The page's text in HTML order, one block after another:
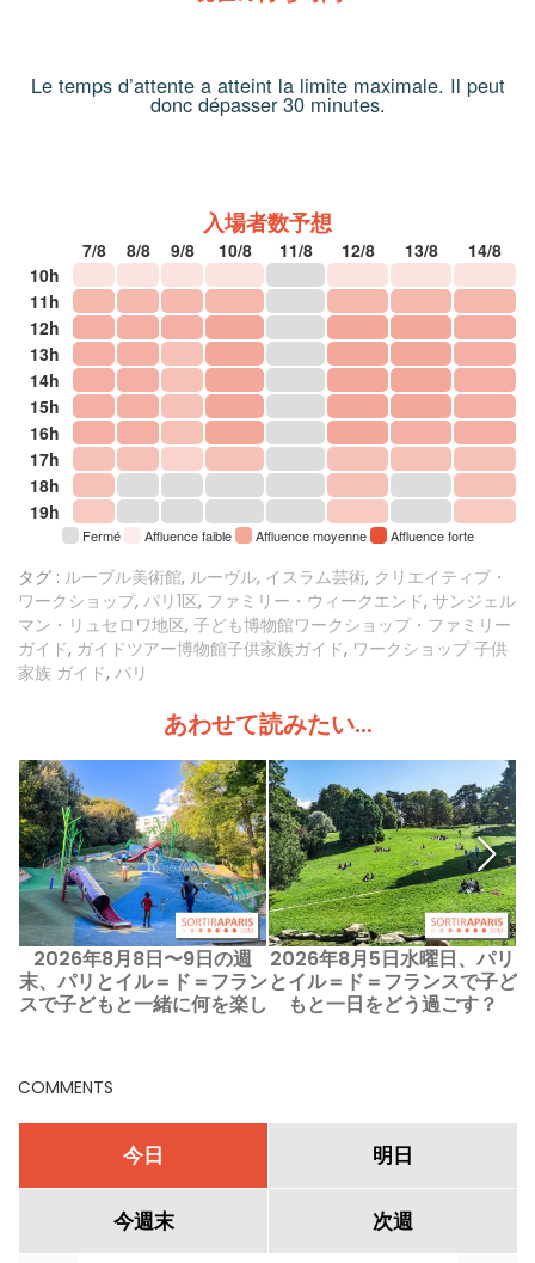
Le temps d’attente a atteint la limite maximale. Il peut
donc dépasser 30 minutes.
入場者数予想
7/8 8/8 9/8 10/8 11/8 12/8 13/8
14/8
10h
11h
12h
13h
14h
15h
16h
17h
18h
19h
Fermé Affluence faible Affluence moyenne Affluence forte
タグ : ルーブル美術館, ルーヴル, イスラム芸術, クリエイティブ・
ワークショップ, パリ1区, ファミリー・ウィークエンド, サンジェル
マン・リュセロワ地区, 子ども博物館ワークショップ・ファミリー
ガイド, ガイドツアー博物館子供家族ガイド, ワークショップ 子供
家族 ガイド, パリ
あわせて読みたい...
2026年8月8日〜9日の週
末、パリとイル＝ド＝フラン
スで子どもと一緒に何を楽し
2026年8月5日水曜日、パリ
とイル＝ド＝フランスで子ど
もと一日をどう過ごす？
COMMENTS
今日 明日
今週末 次週